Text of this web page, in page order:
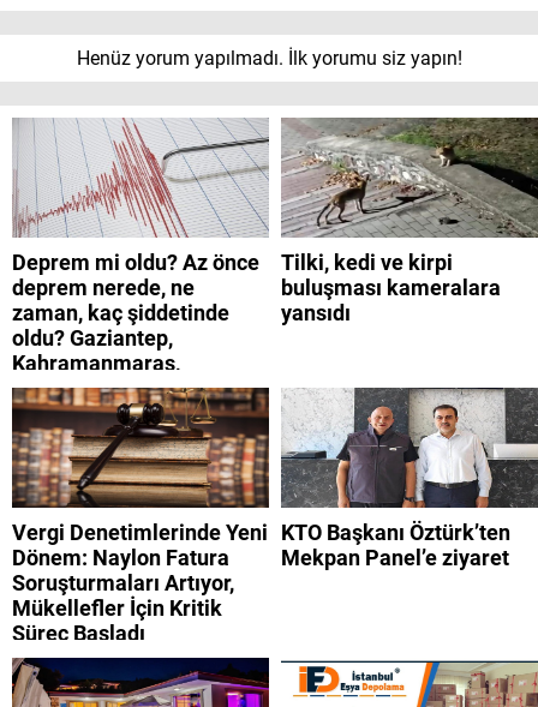
Henüz yorum yapılmadı. İlk yorumu siz yapın!
Deprem mi oldu? Az önce
deprem nerede, ne
zaman, kaç şiddetinde
oldu? Gaziantep,
Kahramanmaraş,
Adıyaman, Şanlıurfa,
Suriye, Kilis, Hatay,
Osmaniye 9 Ağustos 2026
AFAD son depremler
listesi
Tilki, kedi ve kirpi
buluşması kameralara
yansıdı
Vergi Denetimlerinde Yeni
Dönem: Naylon Fatura
Soruşturmaları Artıyor,
Mükellefler İçin Kritik
Süreç Başladı
KTO Başkanı Öztürk’ten
Mekpan Panel’e ziyaret